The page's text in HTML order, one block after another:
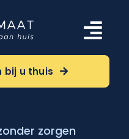
bij u thuis
zorgen